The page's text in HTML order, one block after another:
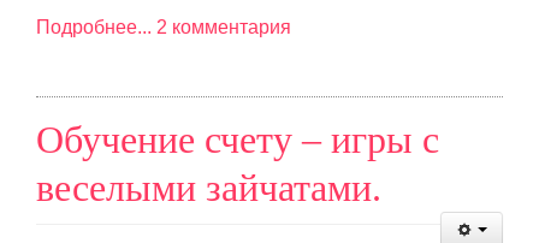
Подробнее... 2 комментария
Обучение счету – игры с
веселыми зайчатами.